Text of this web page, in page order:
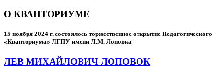
О КВАНТОРИУМЕ
15 ноября 2024 г. состоялось торжественное открытие Педагогического
«Кванториума» ЛГПУ имени Л.М. Лоповка
ЛЕВ МИХАЙЛОВИЧ ЛОПОВОК